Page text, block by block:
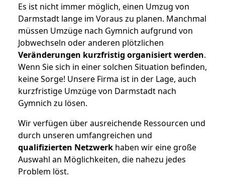
Es ist nicht immer möglich, einen Umzug von
Darmstadt lange im Voraus zu planen. Manchmal
müssen Umzüge nach Gymnich aufgrund von
Jobwechseln oder anderen plötzlichen
Veränderungen kurzfristig organisiert werden.
Wenn Sie sich in einer solchen Situation befinden,
keine Sorge! Unsere Firma ist in der Lage, auch
kurzfristige Umzüge von Darmstadt nach
Gymnich zu lösen.
Wir verfügen über ausreichende Ressourcen und
durch unseren umfangreichen und
qualifizierten Netzwerk haben wir eine große
Auswahl an Möglichkeiten, die nahezu jedes
Problem löst.